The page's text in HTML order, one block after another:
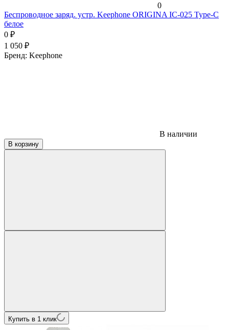
0
Беспроводное заряд. устр. Keephone ORIGINA IC-025 Type-C
белое
0 ₽
1 050 ₽
Бренд: Keephone
В наличии
В корзину
Купить в 1 клик